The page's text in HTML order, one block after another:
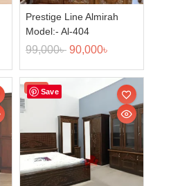
Prestige Line Almirah
Model:- Al-404
99,000৳ 90,000৳
Save
Sale!